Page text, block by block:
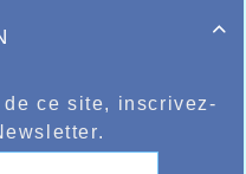

ce site, inscrivez-